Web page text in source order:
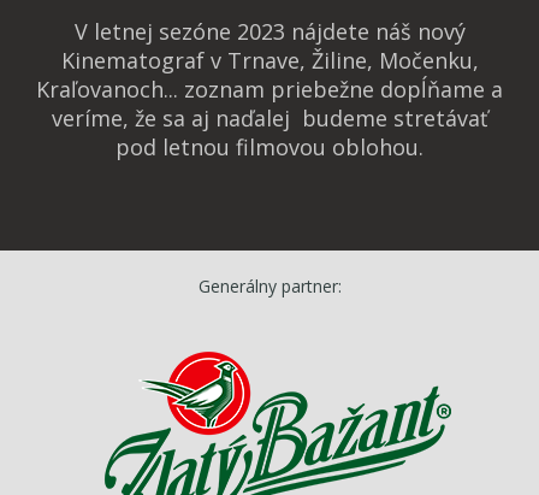
V letnej sezóne 2023 nájdete náš nový
Kinematograf v Trnave, Žiline, Močenku,
Kraľovanoch... zoznam priebežne dopĺňame a
veríme, že sa aj naďalej budeme stretávať
pod letnou filmovou oblohou.
Generálny partner: